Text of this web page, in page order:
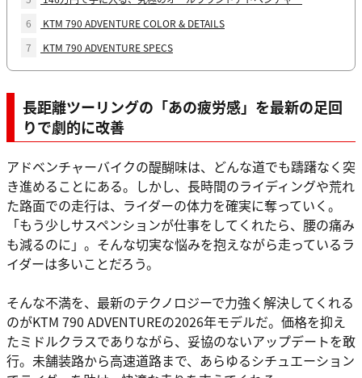
6
KTM 790 ADVENTURE COLOR & DETAILS
7
KTM 790 ADVENTURE SPECS
長距離ツーリングの「あの疲労感」を最新の足回
りで劇的に改善
アドベンチャーバイクの醍醐味は、どんな道でも躊躇なく突
き進めることにある。しかし、長時間のライディングや荒れ
た路面での走行は、ライダーの体力を確実に奪っていく。
「もう少しサスペンションが仕事をしてくれたら、腰の痛み
も減るのに」。そんな切実な悩みを抱えながら走っているラ
イダーは多いことだろう。
そんな不満を、最新のテクノロジーで力強く解決してくれる
のがKTM 790 ADVENTUREの2026年モデルだ。価格を抑え
たミドルクラスでありながら、妥協のないアップデートを敢
行。未舗装路から高速道路まで、あらゆるシチュエーション